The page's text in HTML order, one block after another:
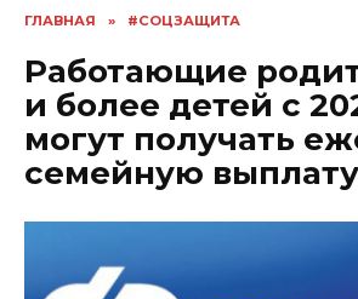
ГЛАВНАЯ » #СОЦЗАЩИТА
Работающие
и более детей с
могут получать
семейную выплату